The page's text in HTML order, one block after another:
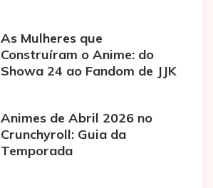
As Mulheres que
Construíram o Anime: do
Showa 24 ao Fandom de JJK
Animes de Abril 2026 no
Crunchyroll: Guia da
Temporada